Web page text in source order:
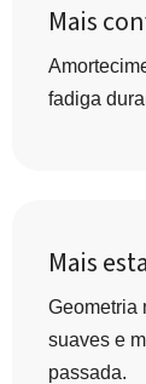
Mais
fadiga
Mais
Geometria
suaves e
passada.